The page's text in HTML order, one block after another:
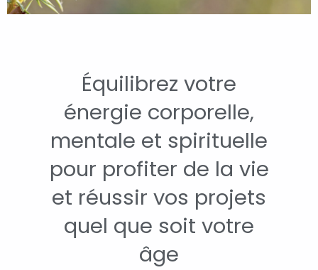
Équilibrez votre
énergie corporelle,
mentale et spirituelle
pour profiter de la vie
et réussir vos projets
quel que soit votre
âge